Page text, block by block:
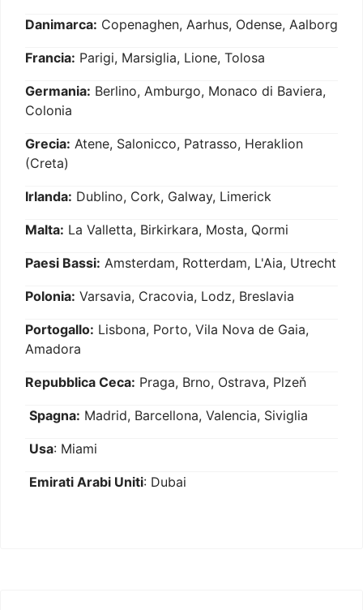
Danimarca: Copenaghen, Aarhus, Odense, Aalborg
Francia: Parigi, Marsiglia, Lione, Tolosa
Germania: Berlino, Amburgo, Monaco di Baviera,
Colonia
Grecia: Atene, Salonicco, Patrasso, Heraklion
(Creta)
Irlanda: Dublino, Cork, Galway, Limerick
Malta: La Valletta, Birkirkara, Mosta, Qormi
Paesi Bassi: Amsterdam, Rotterdam, L'Aia, Utrecht
Polonia: Varsavia, Cracovia, Lodz, Breslavia
Portogallo: Lisbona, Porto, Vila Nova de Gaia,
Amadora
Repubblica Ceca: Praga, Brno, Ostrava, Plzeň
Spagna: Madrid, Barcellona, Valencia, Siviglia
Usa: Miami
Emirati Arabi Uniti: Dubai